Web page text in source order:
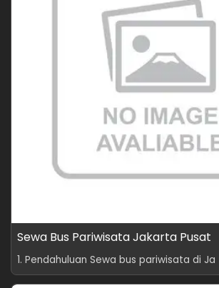
Sewa Bus Pariwisata Jakarta Pusat
1. Pendahuluan Sewa bus pariwisata di Ja